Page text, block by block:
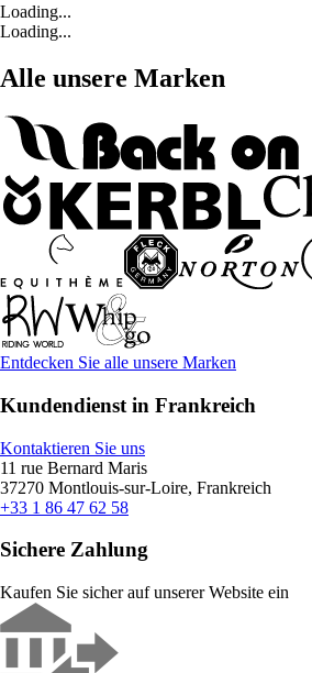
Loading...
Loading...
Alle unsere Marken
Entdecken Sie alle unsere Marken
Kundendienst in Frankreich
Kontaktieren Sie uns
11 rue Bernard Maris
37270 Montlouis-sur-Loire, Frankreich
+33 1 86 47 62 58
Sichere Zahlung
Kaufen Sie sicher auf unserer Website ein